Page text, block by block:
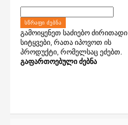
ᲡᲬᲠᲐᲤᲘ ᲫᲔᲑᲜᲐ
გამოიყენეთ საძიებო ძირითადი
სიტყვები, რათა იპოვოთ ის
პროდუქტი, რომელსაც ეძებთ.
გაფართოებული ძებნა